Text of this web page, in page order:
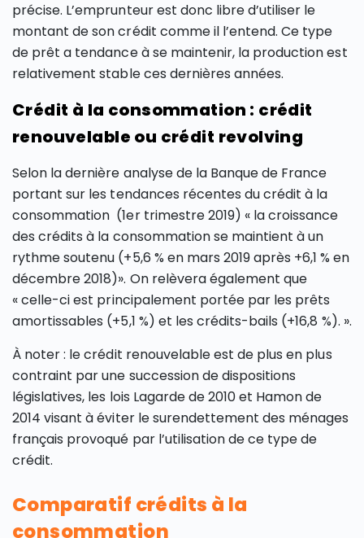
précise. L’emprunteur est donc libre d’utiliser le
montant de son crédit comme il l’entend. Ce type
de prêt a tendance à se maintenir, la production est
relativement stable ces dernières années.
Crédit à la consommation : crédit
renouvelable ou crédit revolving
Selon la dernière analyse de la Banque de France
portant sur les tendances récentes du crédit à la
consommation (1er trimestre 2019) « la croissance
des crédits à la consommation se maintient à un
rythme soutenu (+5,6 % en mars 2019 après +6,1 % en
décembre 2018)». On relèvera également que
« celle-ci est principalement portée par les prêts
amortissables (+5,1 %) et les crédits-bails (+16,8 %). ».
À noter : le crédit renouvelable est de plus en plus
contraint par une succession de dispositions
législatives, les lois Lagarde de 2010 et Hamon de
2014 visant à éviter le surendettement des ménages
français provoqué par l’utilisation de ce type de
crédit.
Comparatif crédits à la
consommation